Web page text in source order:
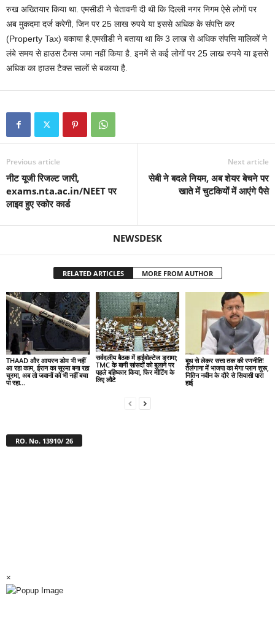
रुख अख्तियार किया था. एमसीडी ने चेतावनी दी थी कि दिल्ली नगर निगम ऐसे लोगों पर
अब मुकदमा दर्ज करेगी, जिन पर 25 लाख रुपये या इससे अधिक के संपत्ति कर
(Property Tax) बकाया है.एमसीडी ने बताया था कि 3 लाख से अधिक संपत्ति मालिकों ने
लंबे समय से हाउस टैक्स जमा नहीं किया है. इनमें से कई लोगों पर 25 लाख रुपये या इससे
अधिक का हाउस टैक्स सालों से बकाया है.
Previous article
नीट यूजी रिजल्ट जारी,
exams.nta.ac.in/NEET पर
लाइव हुए स्कोर कार्ड
Next article
सेबी ने बदले नियम, अब शेयर बेचने पर
खाते में चुटकियों में आएंगे पैसे
NEWSDESK
RELATED ARTICLES MORE FROM AUTHOR
THAAD और आयरन डोम भी नहीं
आ रहा काम, ईरान का सूरमा बना रहा
चूरमा, अब तो जवानों को भी नहीं बचा
पा रहा...
सर्वदलीय बैठक में हाईवोल्टेज ड्रामा;
TMC के बागी सांसदों को बुलाने पर
पहले बहिष्कार किया, फिर मीटिंग के
लिए लौटे
बूथ से लेकर सत्ता तक की रणनीति!
तेलंगाना में भाजपा का मेगा प्लान शुरू,
नितिन नवीन के दौरे से सियासी पारा
हाई
RO. No. 13910/ 26
×